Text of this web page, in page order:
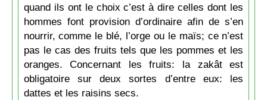
quand ils ont le choix c’est à dire celles dont les
hommes font provision d’ordinaire afin de s’en
nourrir, comme le blé, l’orge ou le maïs; ce n’est
pas le cas des fruits tels que les pommes et les
oranges. Concernant les fruits: la zakât est
obligatoire sur deux sortes d’entre eux: les
dattes et les raisins secs.